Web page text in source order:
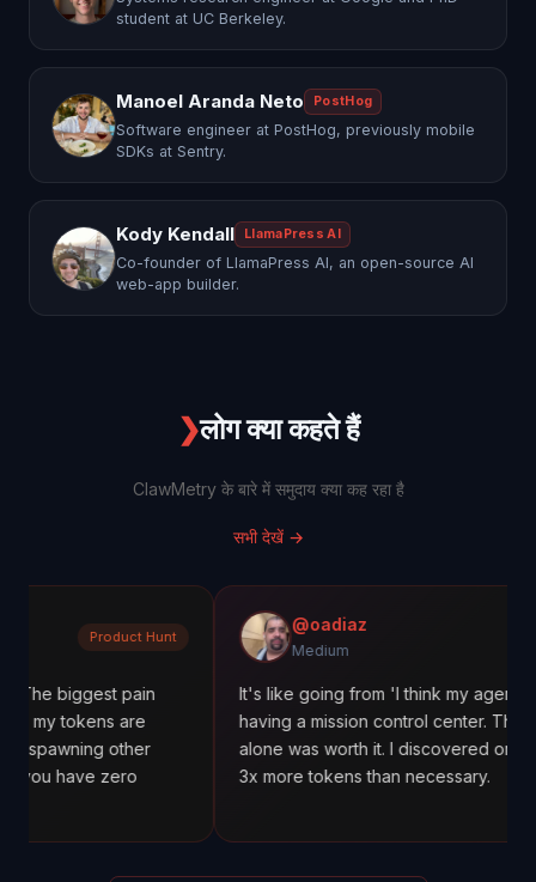
student at UC Berkeley.
Manoel Aranda Neto PostHog
Software engineer at PostHog, previously mobile
SDKs at Sentry.
Kody Kendall LlamaPress AI
Co-founder of LlamaPress AI, an open-source AI
web-app builder.
❯लोग क्या कहते हैं
ClawMetry के बारे में समुदाय क्या कह रहा है
सभी देखें→
Product Hunt
pain
are
other
zero
@oadiaz
Medium
It's like going from 'I think my agents are
having a mission control center. The cost
alone was worth it. I discovered one agent was
3x more tokens than necessary.